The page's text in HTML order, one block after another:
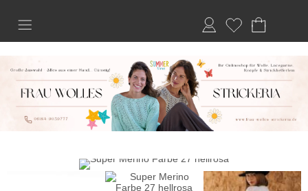
Anmelden
Merkliste